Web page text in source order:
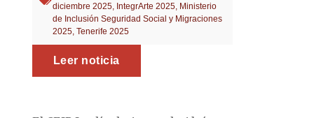
diciembre 2025, IntegrArte 2025, Ministerio
de Inclusión Seguridad Social y Migraciones
2025, Tenerife 2025
Leer noticia